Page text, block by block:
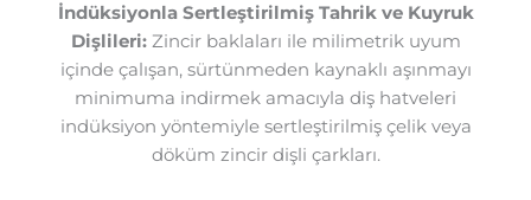
İndüksiyonla Sertleştirilmiş Tahrik ve Kuyruk
Dişlileri:Zincir baklaları ile milimetrik uyum
içinde çalışan, sürtünmeden kaynaklı aşınmayı
minimuma indirmek amacıyla diş hatveleri
indüksiyon yöntemiyle sertleştirilmiş çelik veya
döküm zincir dişli çarkları.